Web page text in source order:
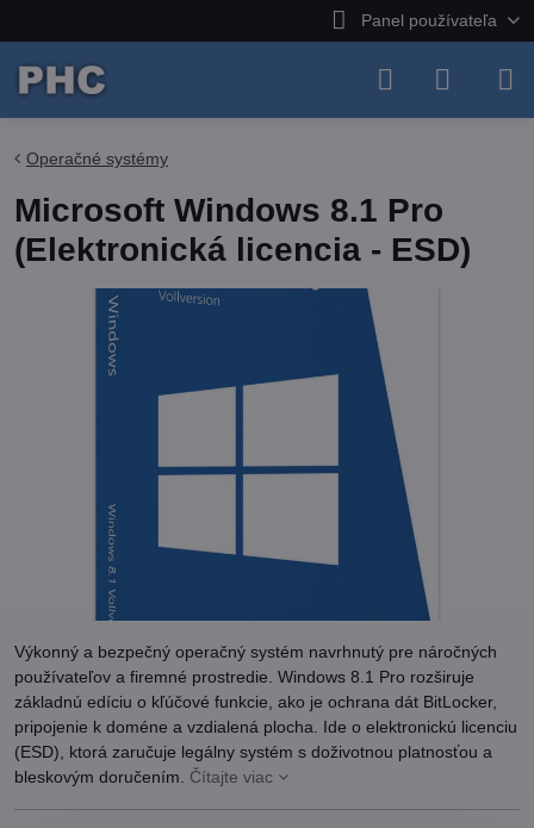
Panel používateľa
Operačné systémy
Microsoft Windows 8.1 Pro
(Elektronická licencia - ESD)
Výkonný a bezpečný operačný systém navrhnutý pre náročných
používateľov a firemné prostredie. Windows 8.1 Pro rozširuje
základnú edíciu o kľúčové funkcie, ako je ochrana dát BitLocker,
pripojenie k doméne a vzdialená plocha. Ide o elektronickú licenciu
(ESD), ktorá zaručuje legálny systém s doživotnou platnosťou a
bleskovým doručením. Čítajte viac